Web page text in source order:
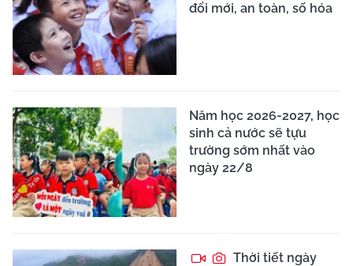
đổi mới, an toàn, số hóa
Năm học 2026-2027, học
sinh cả nước sẽ tựu
trường sớm nhất vào
ngày 22/8
Thời tiết ngày